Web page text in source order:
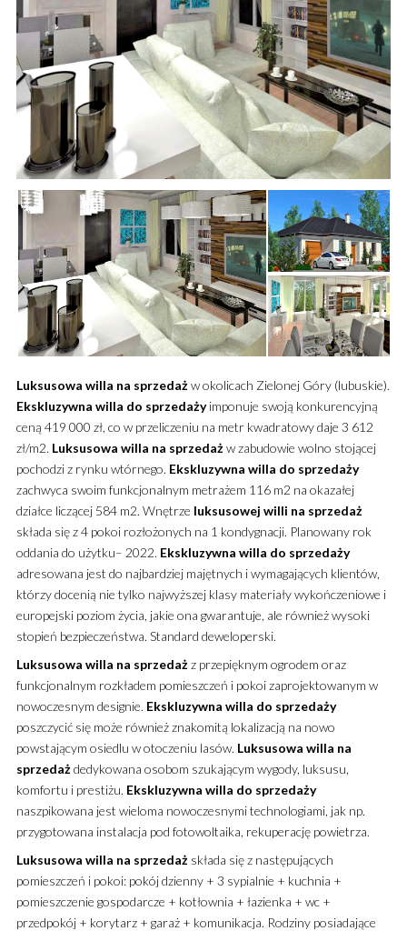
Luksusowa willa na sprzedażw okolicach Zielonej Góry (lubuskie).
Ekskluzywna willa do sprzedażyimponuje swoją konkurencyjną
ceną 419 000 zł, co w przeliczeniu na metr kwadratowy daje 3 612
zł/m2. Luksusowa willa na sprzedażw zabudowie wolno stojącej
pochodzi z rynku wtórnego. Ekskluzywna willa do sprzedaży
zachwyca swoim funkcjonalnym metrażem 116 m2 na okazałej
działce liczącej 584 m2. Wnętrze luksusowej willi na sprzedaż
składa się z 4 pokoi rozłożonych na 1 kondygnacji. Planowany rok
oddania do użytku– 2022. Ekskluzywna willa do sprzedaży
adresowana jest do najbardziej majętnych i wymagających klientów,
którzy docenią nie tylko najwyższej klasy materiały wykończeniowe i
europejski poziom życia, jakie ona gwarantuje, ale również wysoki
stopień bezpieczeństwa. Standard deweloperski.
Luksusowa willa na sprzedażz przepięknym ogrodem oraz
funkcjonalnym rozkładem pomieszczeń i pokoi zaprojektowanym w
nowoczesnym designie. Ekskluzywna willa do sprzedaży
poszczycić się może również znakomitą lokalizacją na nowo
powstającym osiedlu w otoczeniu lasów. Luksusowa willa na
sprzedażdedykowana osobom szukającym wygody, luksusu,
komfortu i prestiżu. Ekskluzywna willa do sprzedaży
naszpikowana jest wieloma nowoczesnymi technologiami, jak np.
przygotowana instalacja pod fotowoltaika, rekuperację powietrza.
Luksusowa willa na sprzedażskłada się z następujących
pomieszczeń i pokoi: pokój dzienny + 3 sypialnie + kuchnia +
pomieszczenie gospodarcze + kotłownia + łazienka + wc +
przedpokój + korytarz + garaż + komunikacja. Rodziny posiadające